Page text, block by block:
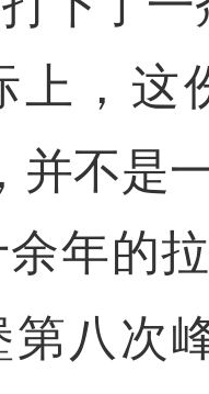
，这
并不是
年的
第八次